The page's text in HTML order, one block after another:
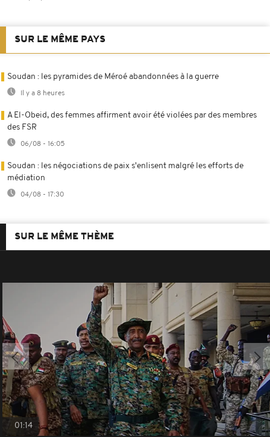
SUR LE MÊME PAYS
Soudan : les pyramides de Méroé abandonnées à la guerre
Il y a 8 heures
A El-Obeid, des femmes affirment avoir été violées par des membres
des FSR
06/08 - 16:05
Soudan : les négociations de paix s'enlisent malgré les efforts de
médiation
04/08 - 17:30
SUR LE MÊME THÈME
01:14